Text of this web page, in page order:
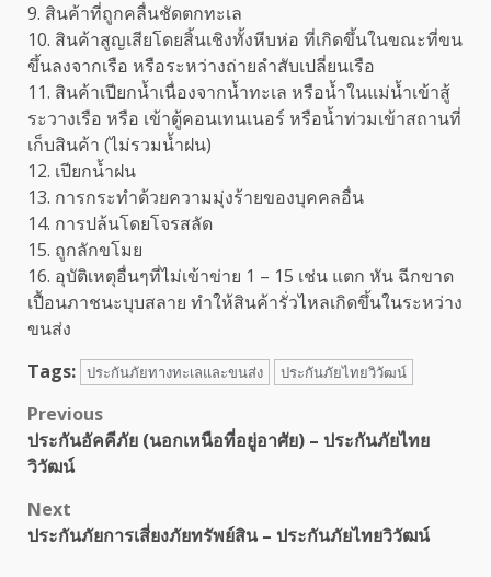
9. สินค้าที่ถูกคลื่นชัดตกทะเล
10. สินค้าสูญเสียโดยสิ้นเชิงทั้งหีบห่อ ที่เกิดขึ้นในขณะที่ขน
ขึ้นลงจากเรือ หรือระหว่างถ่ายลำสับเปลี่ยนเรือ
11. สินค้าเปียกน้ำเนื่องจากน้ำทะเล หรือน้ำในแม่น้ำเข้าสู้
ระวางเรือ หรือ เข้าตู้คอนเทนเนอร์ หรือน้ำท่วมเข้าสถานที่
เก็บสินค้า (ไม่รวมน้ำฝน)
12. เปียกน้ำฝน
13. การกระทำด้วยความมุ่งร้ายของบุคคลอื่น
14. การปล้นโดยโจรสลัด
15. ถูกลักขโมย
16. อุบัติเหตุอื่นๆที่ไม่เข้าข่าย 1 – 15 เช่น แตก หัน ฉีกขาด
เปื้อนภาชนะบุบสลาย ทำให้สินค้ารั่วไหลเกิดขึ้นในระหว่าง
ขนส่ง
Tags: ประกันภัยทางทะเลและขนส่ง ประกันภัยไทยวิวัฒน์
Post
navigation
Previous
ประกันอัคคีภัย (นอกเหนือที่อยู่อาศัย) – ประกันภัยไทย
วิวัฒน์
Next
ประกันภัยการเสี่ยงภัยทรัพย์สิน – ประกันภัยไทยวิวัฒน์